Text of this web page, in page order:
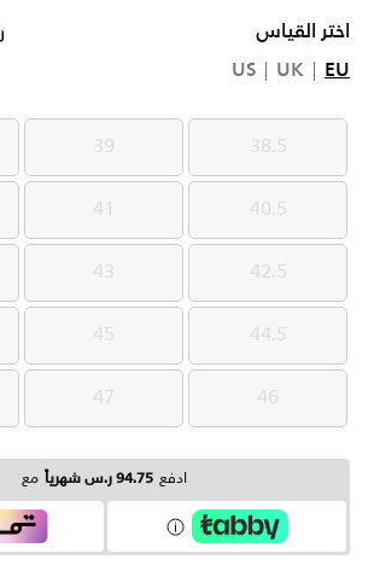
اختر القياس
EU
UK
US
38.5
38.5
39
39
40.5
40.5
41
41
42.5
42.5
43
43
44.5
44.5
45
45
46
46
47
47
ادفع 94.75 ر.س شهرياً مع